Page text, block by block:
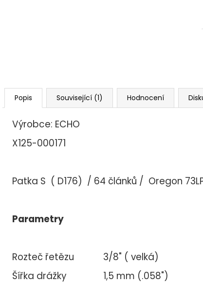
Popis Související (1) Hodnocení
Výrobce: ECHO
X125-000171
Patka S ( D176) / 64 článků / Oregon
Parametry
Rozteč řetězu 3/8" ( velká)
Šířka drážky 1,5 mm (.058")